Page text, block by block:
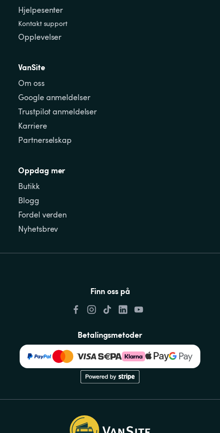
Hjelpesenter
Kontakt support
Opplevelser
VanSite
Om oss
Google anmeldelser
Trustpilot anmeldelser
Karriere
Partnerselskap
Oppdag mer
Butikk
Blogg
Fordel verden
Nyhetsbrev
Finn oss på
Betalingsmetoder